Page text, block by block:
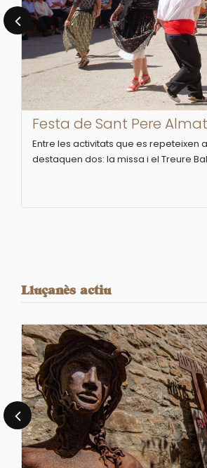
Festa de Sant Pere
Entre les activitats que es repeteixen
destaquen dos: la missa i el Treure
Lluçanès actiu